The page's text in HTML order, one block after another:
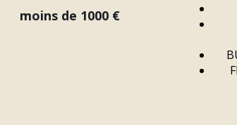
moins de 1000 €